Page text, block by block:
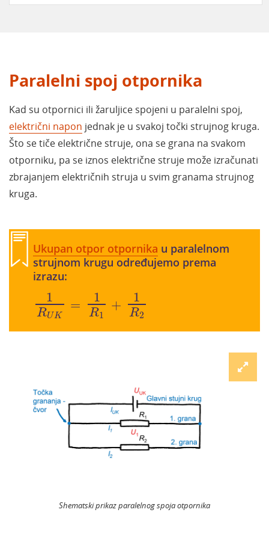
Paralelni spoj otpornika
Kad su otpornici ili žaruljice spojeni u paralelni spoj,
električni napon jednak je u svakoj točki strujnog kruga.
Što se tiče električne struje, ona se grana na svakom
otporniku, pa se iznos električne struje može izračunati
zbrajanjem električnih struja u svim granama strujnog
kruga.
Ukupan otpor otpornika u paralelnom
strujnom krugu određujemo prema
izrazu:
1
RUK
= 1
R1
+ 1
R2
RU 1
Shematski prikaz paralelnog spoja otpornika